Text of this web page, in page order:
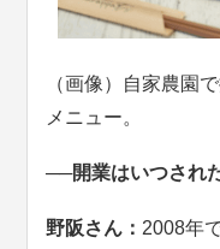
（画像）自家農園
メニュー。
──開業はいつされ
野阪さん： 2008年